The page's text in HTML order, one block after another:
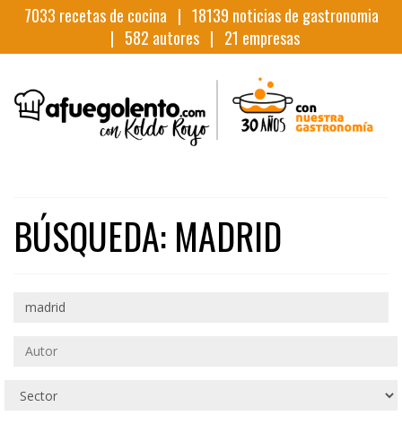
7033 recetas de cocina | 18139 noticias de gastronomia
| 582 autores | 21 empresas
BÚSQUEDA: MADRID